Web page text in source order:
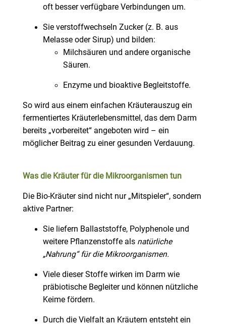
oft besser verfügbare Verbindungen um.
Sie verstoffwechseln Zucker (z. B. aus
Melasse oder Sirup) und bilden:
Milchsäuren und andere organische
Säuren.
Enzyme und bioaktive Begleitstoffe.
So wird aus einem einfachen Kräuterauszug ein
fermentiertes Kräuterlebensmittel, das dem Darm
bereits „vorbereitet“ angeboten wird – ein
möglicher Beitrag zu einer gesunden Verdauung.
Was die Kräuter für die Mikroorganismen tun
Die Bio-Kräuter sind nicht nur „Mitspieler“, sondern
aktive Partner:
Sie liefern Ballaststoffe, Polyphenole und
weitere Pflanzenstoffe als natürliche
„Nahrung“ für die Mikroorganismen.
Viele dieser Stoffe wirken im Darm wie
präbiotische Begleiter und können nützliche
Keime fördern.
Durch die Vielfalt an Kräutern entsteht ein